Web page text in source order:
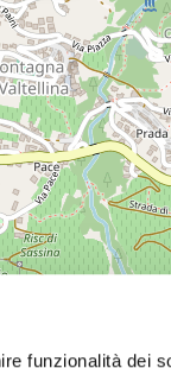
funzionalità dei